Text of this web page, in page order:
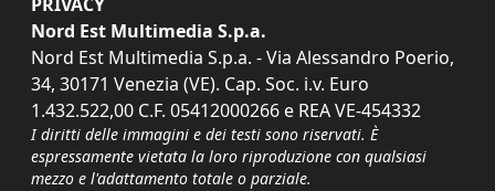
Nord Est Multimedia S.p.a.
Nord Est Multimedia S.p.a. - Via Alessandro Poerio,
34, 30171 Venezia (VE). Cap. Soc. i.v. Euro
1.432.522,00 C.F. 05412000266 e REA VE-454332
I diritti delle immagini e dei testi sono riservati. È
espressamente vietata la loro riproduzione con qualsiasi
mezzo e l'adattamento totale o parziale.